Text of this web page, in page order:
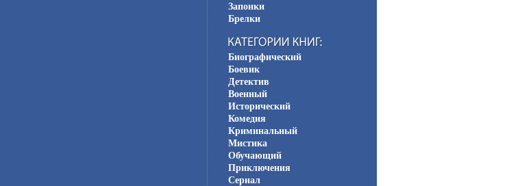
Запонки
Брелки
Биографический
Боевик
Детектив
Военный
Исторический
Комедия
Криминальный
Мистика
Обучающий
Приключения
Сериал